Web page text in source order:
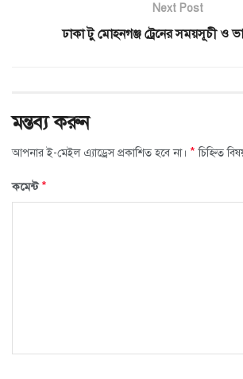
Next Post
ঢাকা টু মোহনগঞ্জ ট্রেনের সময়সূচী ও
মন্তব্য করুন
আপনার ই-মেইল এ্যাড্রেস প্রকাশিত হবে না। * চিহ্নিত
কমেন্ট*